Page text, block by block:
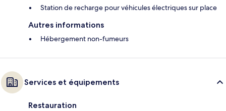
Station de recharge pour véhicules électriques sur place
Autres informations
Hébergement non-fumeurs
Services et équipements
Restauration